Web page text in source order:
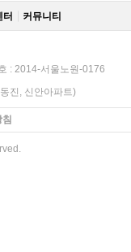
터 커뮤니티
: 2014-서울노원-0176
진, 신안아파트)
침